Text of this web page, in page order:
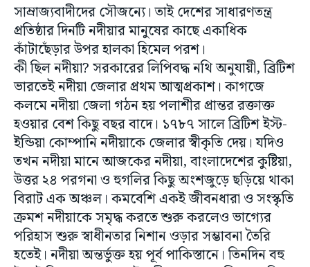
সাম্রাজ্যবাদীদের সৌজন্যে। তাই দেশের সাধারণতন্ত্র
প্রতিষ্ঠার দিনটি নদীয়ার মানুষের কাছে একাধিক
কাঁটাছেঁড়ার উপর হালকা হিমেল পরশ।
কী ছিল নদীয়া? সরকারের লিপিবদ্ধ নথি অনুযায়ী, ব্রিটিশ
ভারতেই নদীয়া জেলার প্রথম আত্মপ্রকাশ। কাগজে
কলমে নদীয়া জেলা গঠন হয় পলাশীর প্রান্তর রক্তাক্ত
হওয়ার বেশ কিছু বছর বাদে। ১৭৮৭ সালে ব্রিটিশ ইস্ট-
ইন্ডিয়া কোম্পানি নদীয়াকে জেলার স্বীকৃতি দেয়। যদিও
তখন নদীয়া মানে আজকের নদীয়া, বাংলাদেশের কুষ্টিয়া,
উত্তর ২৪ পরগনা ও হুগলির কিছু অংশজুড়ে ছড়িয়ে থাকা
বিরাট এক অঞ্চল। কমবেশি একই জীবনধারা ও সংস্কৃতি
ক্রমশ নদীয়াকে সমৃদ্ধ করতে শুরু করলেও ভাগ্যের
পরিহাস শুরু স্বাধীনতার নিশান ওড়ার সম্ভাবনা তৈরি
হতেই। নদীয়া অন্তর্ভুক্ত হয় পূর্ব পাকিস্তানে। তিনদিন বহু